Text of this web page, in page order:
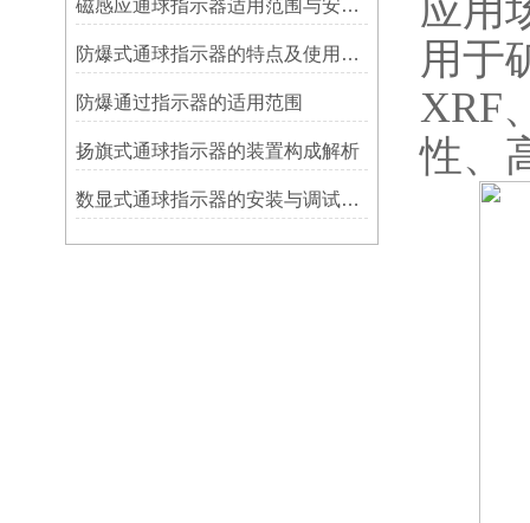
磁感应通球指示器适用范围与安装方法
防爆式通球指示器的特点及使用方法
防爆通过指示器的适用范围
扬旗式通球指示器的装置构成解析
数显式通球指示器的安装与调试技巧
应用
用于
XRF
性、